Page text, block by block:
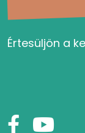
Értesüljön a